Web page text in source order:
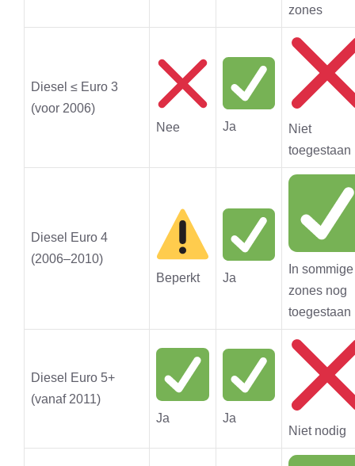
zones
Diesel ≤ Euro 3
(voor 2006)
Nee
Ja
Niet
toegestaan
Diesel Euro 4
(2006–2010)
Beperkt
Ja
In sommige
zones nog
toegestaan
Diesel Euro 5+
(vanaf 2011)
Ja
Ja
Niet nodig